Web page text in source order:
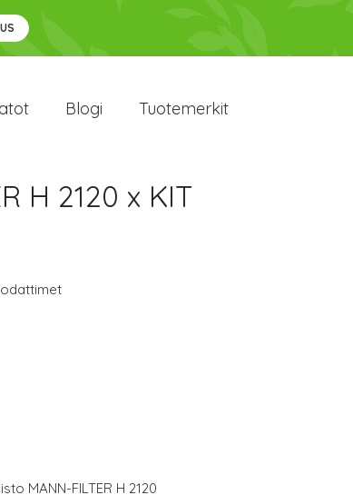
Blogi Tuotemerkit
H 2120 x KIT
MANN-FILTER H 2120